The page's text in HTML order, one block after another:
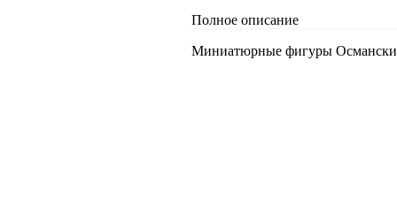
Полное описание
Миниатюрные фигуры